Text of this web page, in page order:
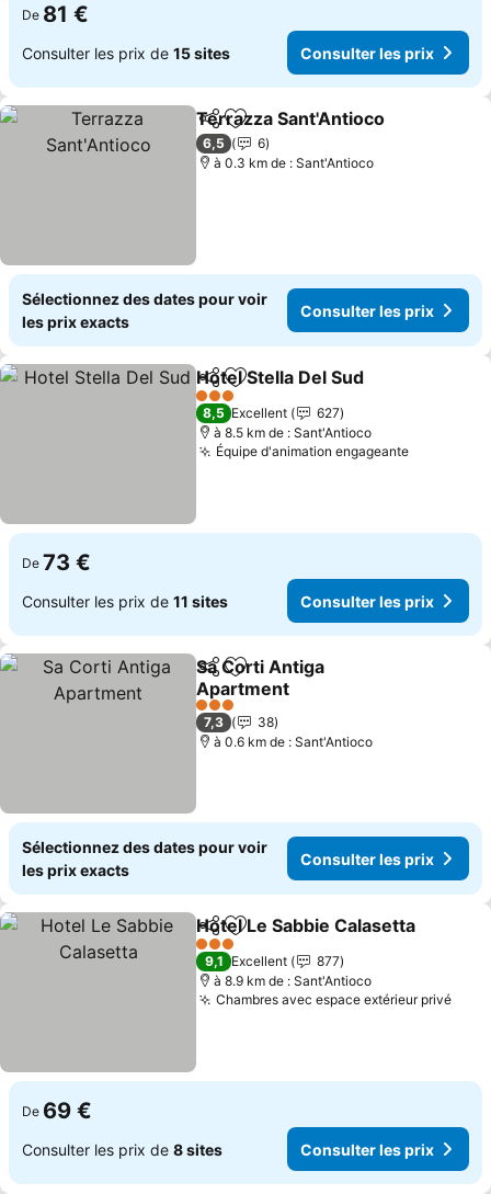
De 81 €
Consulter les prix de 15 sites Consulter les prix
PartagerAjouter à mes favoris
Terrazza Sant'Antioco
6,5
6
à 0.3 km de : Sant'Antioco
Sélectionnez des dates pour voir
les prix exacts
Consulter les prix
PartagerAjouter à mes favoris
Hotel Stella Del Sud
3 Étoiles
8,5 Excellent
627
à 8.5 km de : Sant'Antioco
Équipe d'animation engageante
De 73 €
Consulter les prix de 11 sites Consulter les prix
PartagerAjouter à mes favoris
Sa Corti Antiga
Apartment
Consulter les prix
3 Étoiles
7,3
38
à 0.6 km de : Sant'Antioco
Sélectionnez des dates pour voir
les prix exacts
Consulter les prix
PartagerAjouter à mes favoris
Hotel Le Sabbie Calasetta
3 Étoiles
9,1 Excellent
877
à 8.9 km de : Sant'Antioco
Chambres avec espace extérieur privé
De 69 €
Consulter les prix de 8 sites Consulter les prix